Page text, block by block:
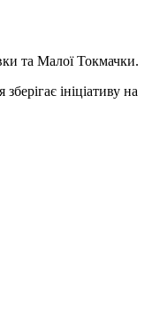
та Малої Токмачки.
ініціативу на